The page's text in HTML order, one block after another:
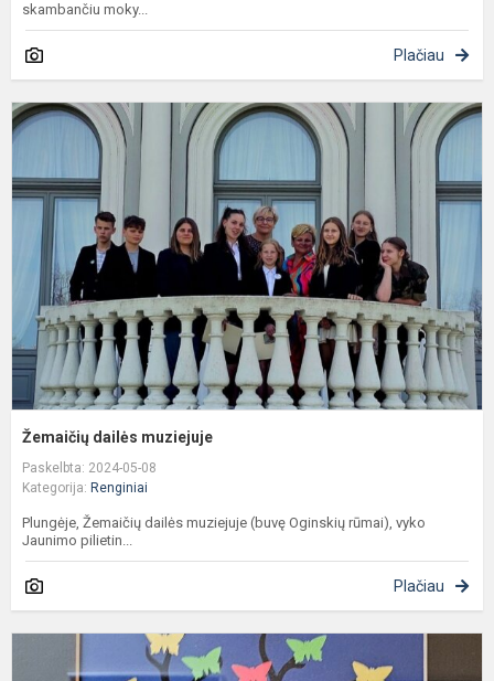
skambančiu moky...
Plačiau
Žemaičių dailės muziejuje
Paskelbta: 2024-05-08
Kategorija: Renginiai
Plungėje, Žemaičių dailės muziejuje (buvę Oginskių rūmai), vyko
Jaunimo pilietin...
Plačiau